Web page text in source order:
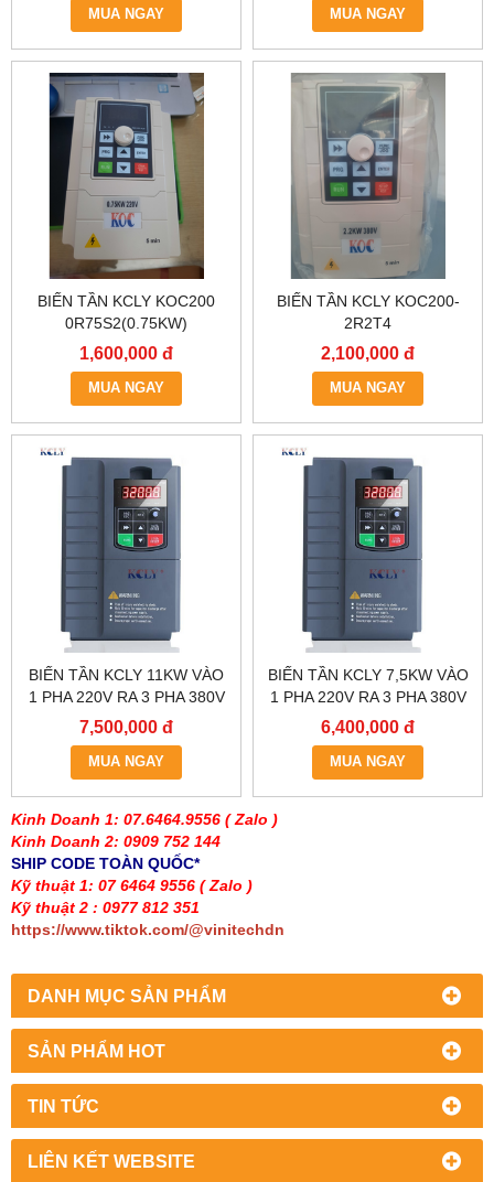
Kinh Doanh 1: 07.6464.9556 ( Zalo )
Kinh Doanh 2: 0909 752 144
SHIP CODE TOÀN QUỐC*
Kỹ thuật 1: 07 6464 9556 ( Zalo )
Kỹ thuật 2 : 0977 812 351
https://www.tiktok.com/@vinitechdn
DANH MỤC SẢN PHẨM
SẢN PHẨM HOT
TIN TỨC
LIÊN KẾT WEBSITE
MUA NGAY MUA NGAY
BIẾN TẦN KCLY KOC200
0R75S2(0.75KW)
1,600,000 đ
MUA NGAY
BIẾN TẦN KCLY KOC200-
2R2T4
2,100,000 đ
MUA NGAY
BIẾN TẦN KCLY 11KW VÀO
1 PHA 220V RA 3 PHA 380V
7,500,000 đ
MUA NGAY
BIẾN TẦN KCLY 7,5KW VÀO
1 PHA 220V RA 3 PHA 380V
6,400,000 đ
MUA NGAY